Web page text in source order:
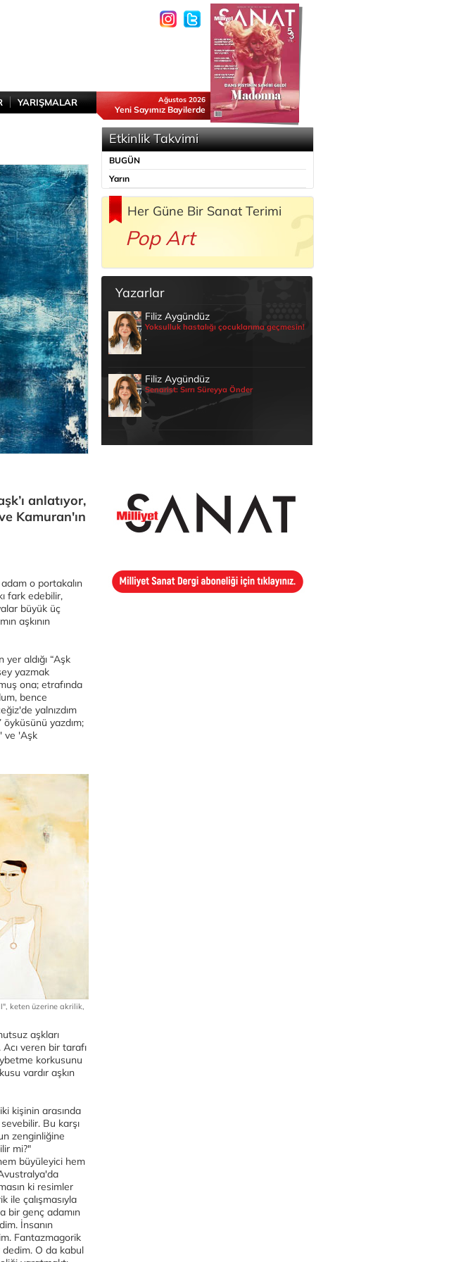
YARIŞMALAR Ağustos 2026
Yeni Sayımız Bayilerde
anlatıyor,
Kamuran'ın
o portakalın
fark edebilir,
büyük üç
aşkının
aldığı “Aşk
yazmak
ona; etrafında
bence
yalnızdım
öyküsünü yazdım;
ve 'Aşk
keten üzerine akrilik,
aşkları
veren bir tarafı
korkusunu
vardır aşkın
kişinin arasında
Bu karşı
zenginliğine
mi?"
büyüleyici hem
ki resimler
ile çalışmasıyla
bir genç adamın
İnsanın
Fantazmagorik
O da kabul
Etkinlik Takvimi
BUGÜN
Yarın
Her Güne Bir Sanat Terimi
Pop Art
Yazarlar
Filiz Aygündüz
Yoksulluk hastalığı çocuklarıma geçmesin!
.
Filiz Aygündüz
Senarist: Sırrı Süreyya Önder
.